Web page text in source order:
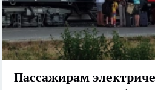
Пассажирам